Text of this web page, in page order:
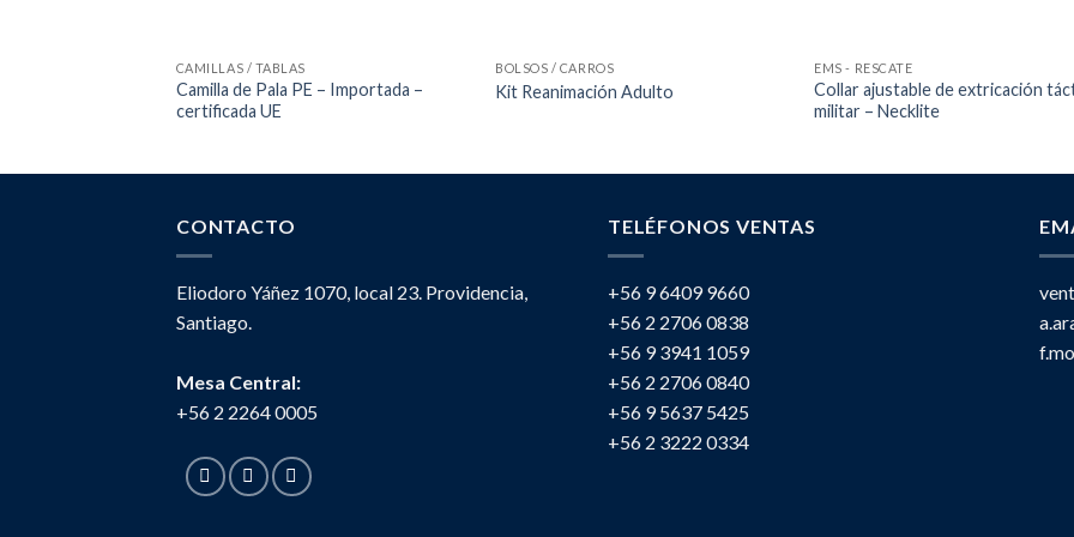
CAMILLAS / TABLAS
Camilla de Pala PE – Importada –
certificada UE
BOLSOS / CARROS
Kit Reanimación Adulto
EMS - RESCATE
Collar ajustable de extricación
militar – Necklite
CONTACTO
Eliodoro Yáñez 1070, local 23. Providencia,
Santiago.
Mesa Central:
+56 2 2264 0005
TELÉFONOS VENTAS
+56 9 6409 9660
+56 2 2706 0838
+56 9 3941 1059
+56 2 2706 0840
+56 9 5637 5425
+56 2 3222 0334